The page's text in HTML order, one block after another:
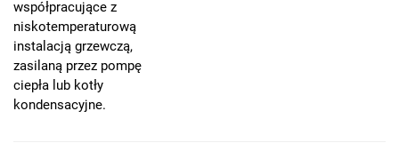
współpracujące z
niskotemperaturową
instalacją grzewczą,
zasilaną przez pompę
ciepła lub kotły
kondensacyjne.